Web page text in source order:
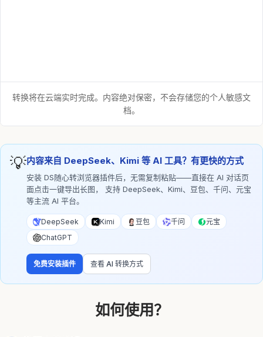
转换将在云端实时完成。内容绝对保密，不会存储您的个人敏感文
档。
💡内容来自 DeepSeek、Kimi 等 AI 工具？有更快的方式
安装 DS随心转浏览器插件后，无需复制粘贴——直接在 AI 对话页
面点击一键导出长图， 支持 DeepSeek、Kimi、豆包、千问、元宝
等主流 AI 平台。
DeepSeek Kimi 豆包 千问
元宝
ChatGPT
免费安装插件 查看 AI 转换方式
如何使用？